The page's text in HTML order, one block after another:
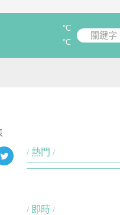
關鍵字
°C
°C
熱門
即時